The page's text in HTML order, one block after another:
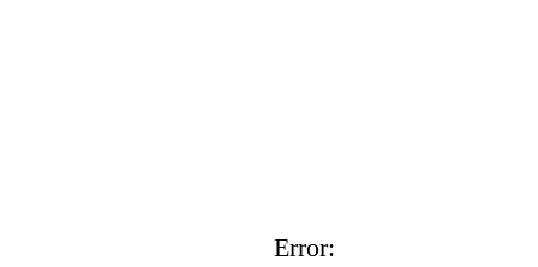
Error: